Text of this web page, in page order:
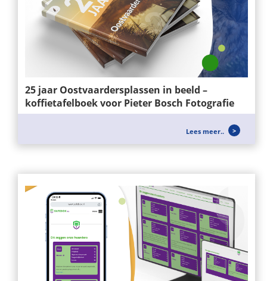
25 jaar Oostvaardersplassen in beeld –
koffietafelboek voor Pieter Bosch Fotografie
ontwerp en de realisatie verzorgen van het...
Lees meer..